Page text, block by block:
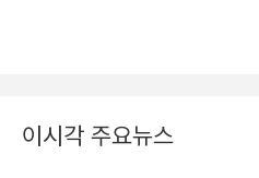
이시각 주요뉴스